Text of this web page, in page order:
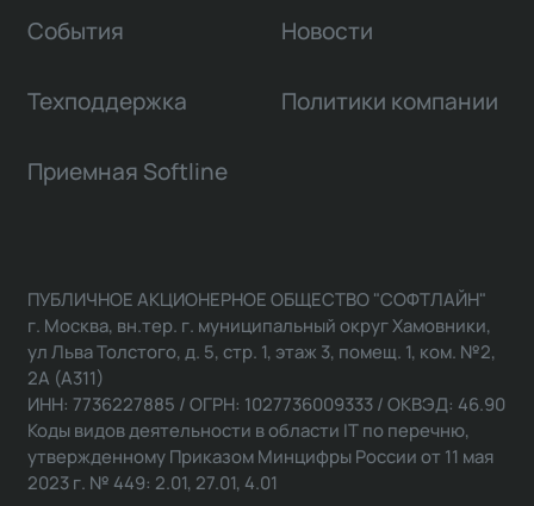
События Новости
Техподдержка Политики компании
Приемная Softline
ПУБЛИЧНОЕ АКЦИОНЕРНОЕ ОБЩЕСТВО "СОФТЛАЙН"
г. Москва, вн.тер. г. муниципальный округ Хамовники,
ул Льва Толстого, д. 5, стр. 1, этаж 3, помещ. 1, ком. №2,
2А (А311)
ИНН: 7736227885 / ОГРН: 1027736009333 / ОКВЭД: 46.90
Коды видов деятельности в области IT по перечню,
утвержденному Приказом Минцифры России от 11 мая
2023 г. № 449: 2.01, 27.01, 4.01